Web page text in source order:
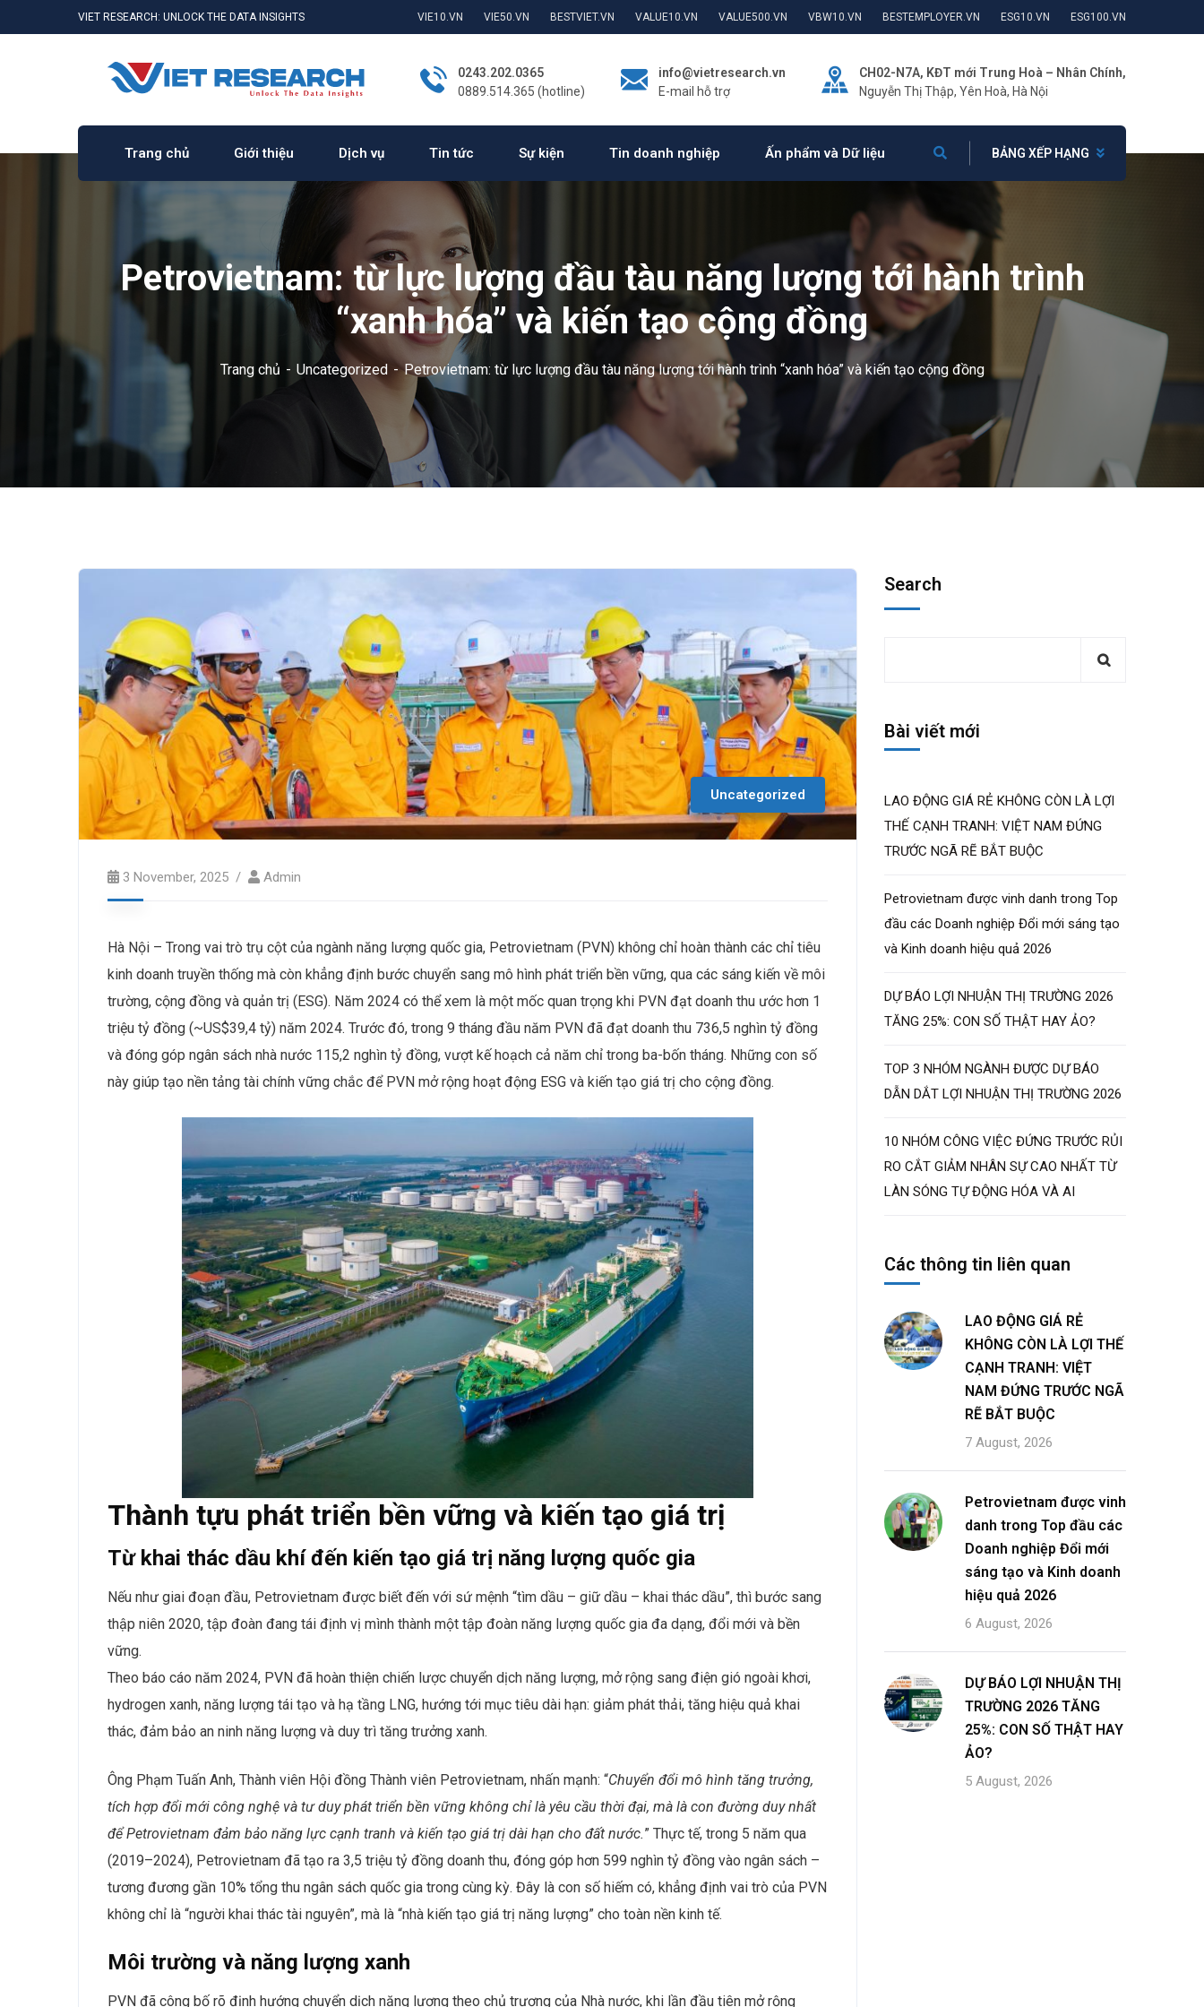
VIET RESEARCH: UNLOCK THE DATA INSIGHTS VIE10.VN VIE50.VN BESTVIET.VN VALUE10.VN VALUE500.VN VBW10.VN BESTEMPLOYER.VN ESG10.VN ESG100.VN
0243.202.0365
0889.514.365 (hotline)
info@vietresearch.vn
E-mail hỗ trợ
CH02-N7A, KĐT mới Trung Hoà – Nhân Chính,
Nguyễn Thị Thập, Yên Hoà, Hà Nội
Trang chủ Giới thiệu Dịch vụ Tin tức Sự kiện Tin doanh nghiệp Ấn phẩm và Dữ liệu BẢNG XẾP HẠNG
Petrovietnam: từ lực lượng đầu tàu năng lượng tới hành trình
“xanh hóa” và kiến tạo cộng đồng
Trang chủ Uncategorized Petrovietnam: từ lực lượng đầu tàu năng lượng tới hành trình “xanh hóa” và kiến tạo cộng đồng
Uncategorized
3 November, 2025 Admin
Hà Nội – Trong vai trò trụ cột của ngành năng lượng quốc gia, Petrovietnam (PVN) không chỉ hoàn thành các chỉ tiêu
kinh doanh truyền thống mà còn khẳng định bước chuyển sang mô hình phát triển bền vững, qua các sáng kiến về môi
trường, cộng đồng và quản trị (ESG). Năm 2024 có thể xem là một mốc quan trọng khi PVN đạt doanh thu ước hơn 1
triệu tỷ đồng (~US$39,4 tỷ) năm 2024. Trước đó, trong 9 tháng đầu năm PVN đã đạt doanh thu 736,5 nghìn tỷ đồng
và đóng góp ngân sách nhà nước 115,2 nghìn tỷ đồng, vượt kế hoạch cả năm chỉ trong ba-bốn tháng. Những con số
này giúp tạo nền tảng tài chính vững chắc để PVN mở rộng hoạt động ESG và kiến tạo giá trị cho cộng đồng.
Thành tựu phát triển bền vững và kiến tạo giá trị
Từ khai thác dầu khí đến kiến tạo giá trị năng lượng quốc gia
Nếu như giai đoạn đầu, Petrovietnam được biết đến với sứ mệnh “tìm dầu – giữ dầu – khai thác dầu”, thì bước sang
thập niên 2020, tập đoàn đang tái định vị mình thành một tập đoàn năng lượng quốc gia đa dạng, đổi mới và bền
vững.
Theo báo cáo năm 2024, PVN đã hoàn thiện chiến lược chuyển dịch năng lượng, mở rộng sang điện gió ngoài khơi,
hydrogen xanh, năng lượng tái tạo và hạ tầng LNG, hướng tới mục tiêu dài hạn: giảm phát thải, tăng hiệu quả khai
thác, đảm bảo an ninh năng lượng và duy trì tăng trưởng xanh.
Ông Phạm Tuấn Anh, Thành viên Hội đồng Thành viên Petrovietnam, nhấn mạnh: “Chuyển đổi mô hình tăng trưởng,
tích hợp đổi mới công nghệ và tư duy phát triển bền vững không chỉ là yêu cầu thời đại, mà là con đường duy nhất
để Petrovietnam đảm bảo năng lực cạnh tranh và kiến tạo giá trị dài hạn cho đất nước.” Thực tế, trong 5 năm qua
(2019–2024), Petrovietnam đã tạo ra 3,5 triệu tỷ đồng doanh thu, đóng góp hơn 599 nghìn tỷ đồng vào ngân sách –
tương đương gần 10% tổng thu ngân sách quốc gia trong cùng kỳ. Đây là con số hiếm có, khẳng định vai trò của PVN
không chỉ là “người khai thác tài nguyên”, mà là “nhà kiến tạo giá trị năng lượng” cho toàn nền kinh tế.
Môi trường và năng lượng xanh
PVN đã công bố rõ định hướng chuyển dịch năng lượng theo chủ trương của Nhà nước, khi lần đầu tiên mở rộng
Search
Bài viết mới
LAO ĐỘNG GIÁ RẺ KHÔNG CÒN LÀ LỢI
THẾ CẠNH TRANH: VIỆT NAM ĐỨNG
TRƯỚC NGÃ RẼ BẮT BUỘC
Petrovietnam được vinh danh trong Top
đầu các Doanh nghiệp Đổi mới sáng tạo
và Kinh doanh hiệu quả 2026
DỰ BÁO LỢI NHUẬN THỊ TRƯỜNG 2026
TĂNG 25%: CON SỐ THẬT HAY ẢO?
TOP 3 NHÓM NGÀNH ĐƯỢC DỰ BÁO
DẪN DẮT LỢI NHUẬN THỊ TRƯỜNG 2026
10 NHÓM CÔNG VIỆC ĐỨNG TRƯỚC RỦI
RO CẮT GIẢM NHÂN SỰ CAO NHẤT TỪ
LÀN SÓNG TỰ ĐỘNG HÓA VÀ AI
Các thông tin liên quan
LAO ĐỘNG GIÁ RẺ
KHÔNG CÒN LÀ LỢI THẾ
CẠNH TRANH: VIỆT
NAM ĐỨNG TRƯỚC NGÃ
RẼ BẮT BUỘC
7 August, 2026
Petrovietnam được vinh
danh trong Top đầu các
Doanh nghiệp Đổi mới
sáng tạo và Kinh doanh
hiệu quả 2026
6 August, 2026
DỰ BÁO LỢI NHUẬN THỊ
TRƯỜNG 2026 TĂNG
25%: CON SỐ THẬT HAY
ẢO?
5 August, 2026